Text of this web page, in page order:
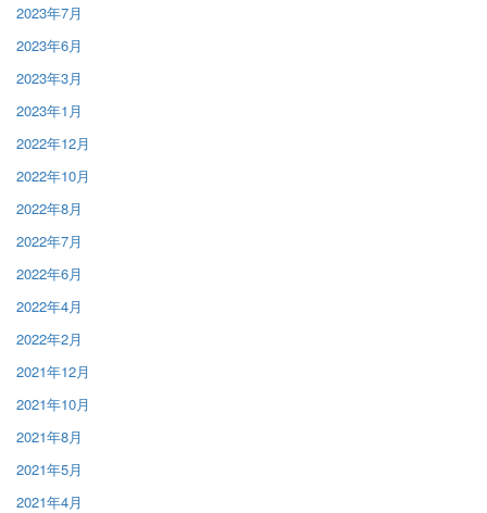
2023年7月
2023年6月
2023年3月
2023年1月
2022年12月
2022年10月
2022年8月
2022年7月
2022年6月
2022年4月
2022年2月
2021年12月
2021年10月
2021年8月
2021年5月
2021年4月